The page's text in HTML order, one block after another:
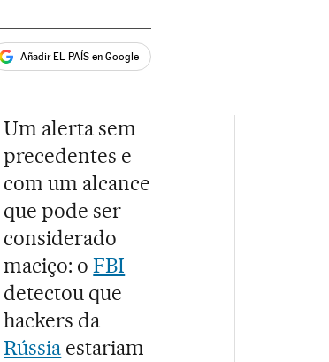
Añadir EL PAÍS en Google
Um alerta sem
precedentes e
com um alcance
que pode ser
considerado
maciço: oFBI
detectou que
hackers da
Rússia estariam